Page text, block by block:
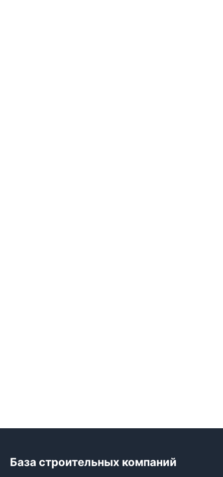
База строительных компаний